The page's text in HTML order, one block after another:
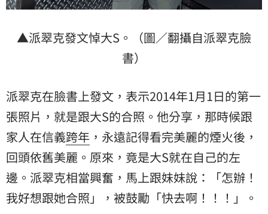
▲派翠克發文悼大S。（圖／翻攝自派翠克臉
書）
派翠克在臉書上發文，表示2014年1月1日的第一
張照片，就是跟大S的合照。他分享，那時候跟
家人在信義跨年 ，永遠記得看完美麗的煙火後，
回頭依舊美麗。原來，竟是大S就在自己的左
邊。派翠克相當興奮，馬上跟妹妹說：「怎辦！
我好想跟她合照」，被鼓勵「快去啊！！！」。